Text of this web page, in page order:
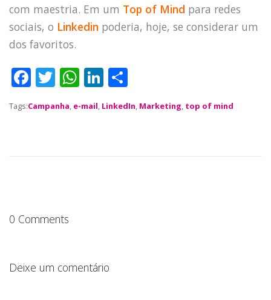
com maestria. Em um Top of Mind para redes
sociais, o Linkedin poderia, hoje, se considerar um
dos favoritos.
F
a
c
k
T
w
it
W
a
Li
n
k
h
a
Tags:Campanha, e-mail, LinkedIn, Marketing, top of mind
0 Comments
Deixe um comentário